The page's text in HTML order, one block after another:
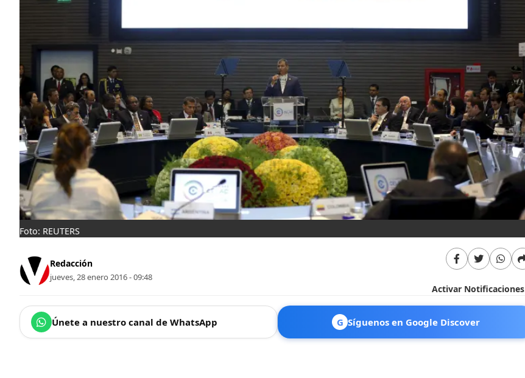
Foto: REUTERS
Redacción
jueves, 28 enero 2016 - 09:48
Activar Notificaciones
Únete a nuestro canal de WhatsApp G Síguenos en Google Discover